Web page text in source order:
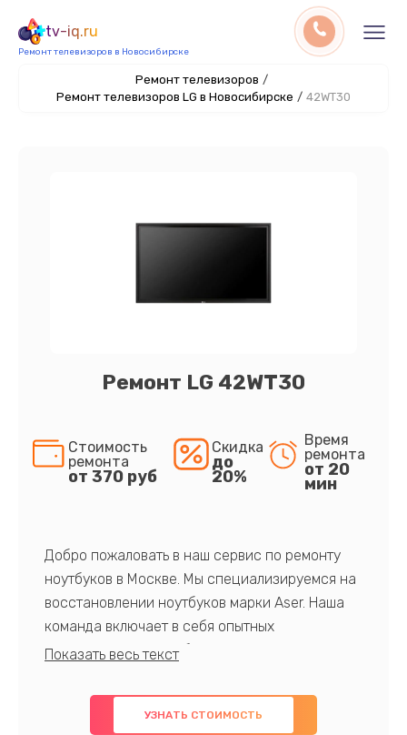
tv-iq.ru
Ремонт телевизоров в Новосибирске
Ремонт телевизоров /
Ремонт телевизоров LG в Новосибирске / 42WT30
Ремонт LG 42WT30
Стоимость
ремонта
от 370 руб
Скидка
до
20%
Время
ремонта
от 20
мин
Добро пожаловать в наш сервис по ремонту
ноутбуков в Москве. Мы специализируемся на
восстановлении ноутбуков марки Aser. Наша
команда включает в себя опытных
профессионалов с обширными знаниями и
предлагаем быстрый и качественный ремонт с
использованием оригинальных компонентов, а
УЗНАТЬ СТОИМОСТЬ